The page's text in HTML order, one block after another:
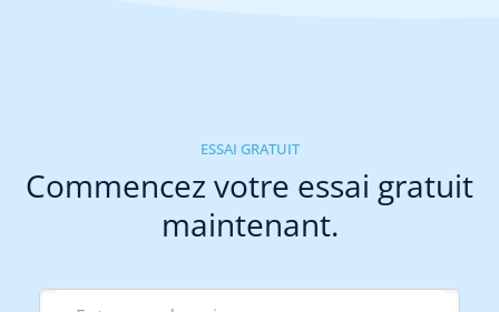
ESSAI GRATUIT
Commencez votre essai gratuit
maintenant.